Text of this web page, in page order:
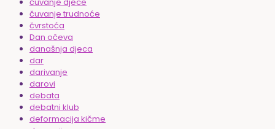
čuvanje trudnoće
čvrstoća
Dan očeva
današnja djeca
dar
darivanje
darovi
debata
debatni klub
deformacija kičme